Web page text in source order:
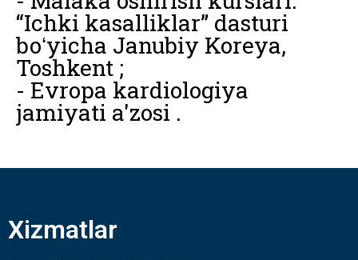
“Ichki kasalliklar” dasturi
boʻyicha Janubiy Koreya,
Toshkent ;
- Evropa kardiologiya
jamiyati a'zosi .
Xizmatlar